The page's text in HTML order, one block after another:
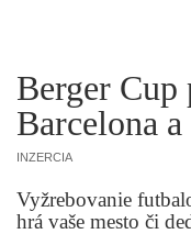
Berger
Barcelona
INZERCIA
Vyžrebovanie
hrá vaše mesto či